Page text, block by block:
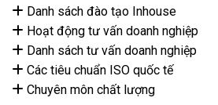
Danh sách đào tạo Inhouse
Hoạt động tư vấn doanh nghiệp
Danh sách tư vấn doanh nghiệp
Các tiêu chuẩn ISO quốc tế
Chuyên môn chất lượng